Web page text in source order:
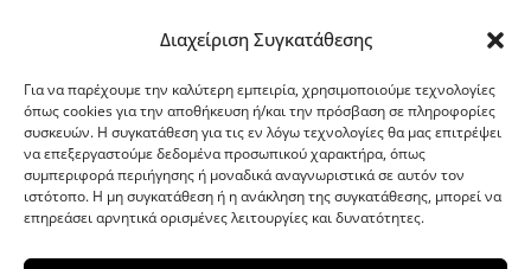
Διαχείριση Συγκατάθεσης
Για να παρέχουμε την καλύτερη εμπειρία, χρησιμοποιούμε τεχνολογίες
όπως cookies για την αποθήκευση ή/και την πρόσβαση σε πληροφορίες
συσκευών. Η συγκατάθεση για τις εν λόγω τεχνολογίες θα μας επιτρέψει
να επεξεργαστούμε δεδομένα προσωπικού χαρακτήρα, όπως
συμπεριφορά περιήγησης ή μοναδικά αναγνωριστικά σε αυτόν τον
ιστότοπο. Η μη συγκατάθεση ή η ανάκληση της συγκατάθεσης, μπορεί να
επηρεάσει αρνητικά ορισμένες λειτουργίες και δυνατότητες.
G-point.gr